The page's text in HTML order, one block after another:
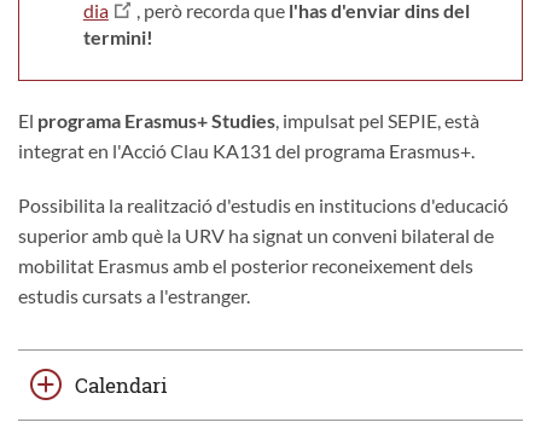
dia
, però recorda que l'has d'enviar dins del
termini!
El programa Erasmus+ Studies , impulsat pel SEPIE, està
integrat en l'Acció Clau KA131 del programa Erasmus+.
Possibilita la realització d'estudis en institucions d'educació
superior amb què la URV ha signat un conveni bilateral de
mobilitat Erasmus amb el posterior reconeixement dels
estudis cursats a l'estranger.
Calendari